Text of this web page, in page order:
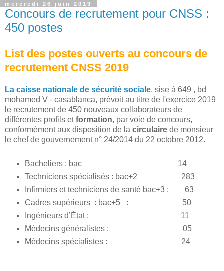
mercredi 26 juin 2019
Concours de recrutement pour CNSS :
450 postes
List des postes ouverts au concours de
recrutement CNSS 2019
La caisse nationale de sécurité sociale, sise à 649 , bd
mohamed V - casablanca, prévoit au titre de l'exercice 2019
le recrutement de 450 nouveaux collaborateurs de
différentes profils etformation, par voie de concours,
conformément aux disposition de la circulaire de monsieur
le chef de gouvernement n° 24/2014 du 22 octobre 2012.
Bacheliers : bac 14
Techniciens spécialisés : bac+2 283
Infirmiers et techniciens de santé bac+3 : 63
Cadres supérieurs : bac+5 : 50
Ingénieurs d’État : 11
Médecins généralistes : 05
Médecins spécialistes : 24